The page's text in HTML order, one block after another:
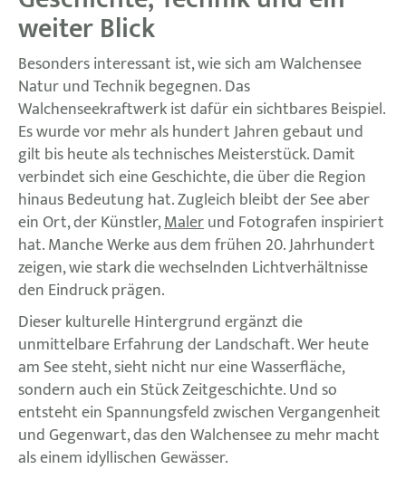
weiter Blick
Besonders interessant ist, wie sich am Walchensee
Natur und Technik begegnen. Das
Walchenseekraftwerk ist dafür ein sichtbares Beispiel.
Es wurde vor mehr als hundert Jahren gebaut und
gilt bis heute als technisches Meisterstück. Damit
verbindet sich eine Geschichte, die über die Region
hinaus Bedeutung hat. Zugleich bleibt der See aber
ein Ort, der Künstler,Malerund Fotografen inspiriert
hat. Manche Werke aus dem frühen 20. Jahrhundert
zeigen, wie stark die wechselnden Lichtverhältnisse
den Eindruck prägen.
Dieser kulturelle Hintergrund ergänzt die
unmittelbare Erfahrung der Landschaft. Wer heute
am See steht, sieht nicht nur eine Wasserfläche,
sondern auch ein Stück Zeitgeschichte. Und so
entsteht ein Spannungsfeld zwischen Vergangenheit
und Gegenwart, das den Walchensee zu mehr macht
als einem idyllischen Gewässer.